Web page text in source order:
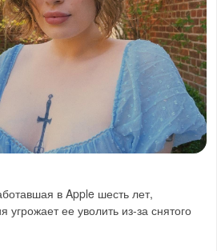
в Apple шесть лет,
ее уволить из-за снятого